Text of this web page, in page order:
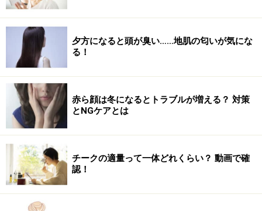
夕方になると頭が臭い……地肌の匂いが気にな
る！
赤ら顔は冬になるとトラブルが増える？ 対策
とNGケアとは
チークの適量って一体どれくらい？ 動画で確
認！